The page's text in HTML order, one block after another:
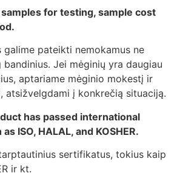
samples for testing, sample cost
pateikti nemokamus ne
Jei mėginių yra daugiau
aptariame mėginio mokestį ir
atsižvelgdami į konkrečią situaciją.
has passed international
ISO, HALAL, and KOSHER.
sertifikatus, tokius kaip
ir kt.